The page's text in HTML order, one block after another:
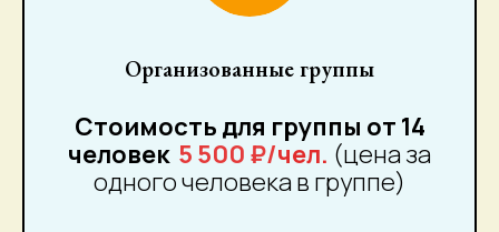
Организованные группы
Стоимость для группы от 14
человек 5 500 ₽/чел. (цена за
одного человека в группе)